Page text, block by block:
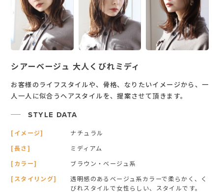
シアーベージュ 大人くびれミディ
お客様のライフスタイルや、骨格、なりたいイメージから、一
人一人に似合うヘアスタイルを、提案させて頂きます。
STYLE DATA
[イメージ]
ナチュラル
[長さ]
ミディアム
[カラー]
ブラウン・ベージュ系
[スタイリング]
透明感のあるベージュ系カラーで柔らかく、く
びれスタイルで女性らしい、スタイルです。